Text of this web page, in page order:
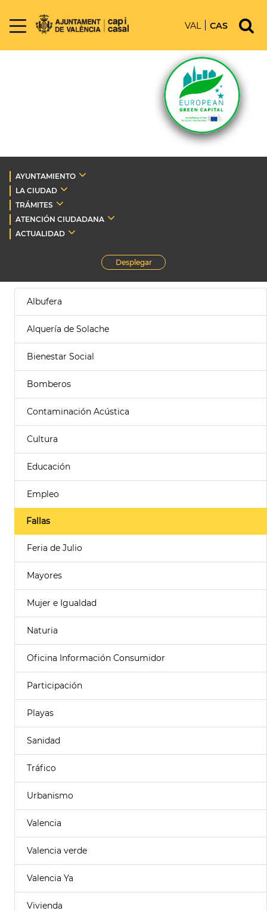
VAL CAS
AYUNTAMIENTO
LA CIUDAD
TRÁMITES
ATENCIÓN CIUDADANA
ACTUALIDAD
Desplegar
Albufera
Alquería de Solache
Bienestar Social
Bomberos
Contaminación Acústica
Cultura
Educación
Empleo
Fallas
Feria de Julio
Mayores
Mujer e Igualdad
Naturia
Oficina Información Consumidor
Participación
Playas
Sanidad
Tráfico
Urbanismo
Valencia
Valencia verde
Valencia Ya
Vivienda